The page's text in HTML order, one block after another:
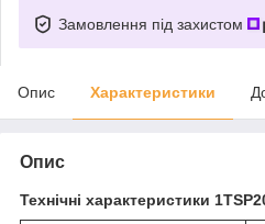
Замовлення під захистом
Опис Характеристики
Опис
Технічні характеристики